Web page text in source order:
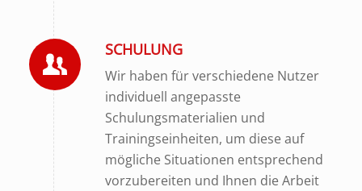
SCHULUNG
Wir haben für verschiedene Nutzer
individuell angepasste
Schulungsmaterialien und
Trainingseinheiten, um diese auf
mögliche Situationen entsprechend
vorzubereiten und Ihnen die Arbeit